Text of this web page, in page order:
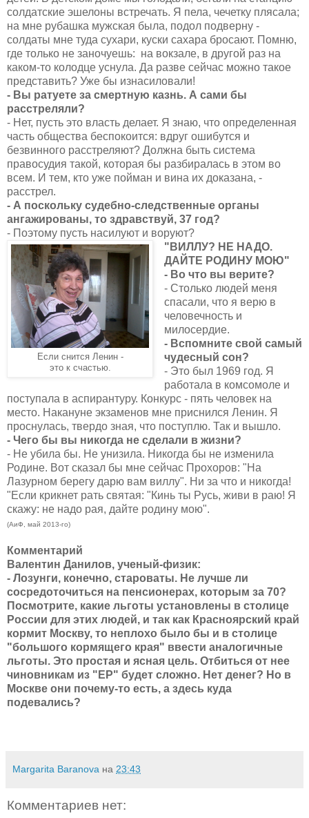
солдатские эшелоны встречать. Я пела, чечетку плясала;
на мне рубашка мужская была, подол подверну -
солдаты мне туда сухари, куски сахара бросают. Помню,
где только не заночуешь: на вокзале, в другой раз на
каком-то колодце уснула. Да разве сейчас можно такое
представить? Уже бы изнасиловали!
- Вы ратуете за смертную казнь. А сами бы
расстреляли?
- Нет, пусть это власть делает. Я знаю, что определенная
часть общества беспокоится: вдруг ошибутся и
безвинного расстреляют? Должна быть система
правосудия такой, которая бы разбиралась в этом во
всем. И тем, кто уже пойман и вина их доказана, -
расстрел.
- А поскольку судебно-следственные органы
ангажированы, то здравствуй, 37 год?
- Поэтому пусть насилуют и воруют?
Если снится Ленин -
это к счастью.
"ВИЛЛУ? НЕ НАДО.
ДАЙТЕ РОДИНУ МОЮ"
- Во что вы верите?
- Столько людей меня
спасали, что я верю в
человечность и
милосердие.
- Вспомните свой самый
чудесный сон?
- Это был 1969 год. Я
работала в комсомоле и
поступала в аспирантуру. Конкурс - пять человек на
место. Накануне экзаменов мне приснился Ленин. Я
проснулась, твердо зная, что поступлю. Так и вышло.
- Чего бы вы никогда не сделали в жизни?
- Не убила бы. Не унизила. Никогда бы не изменила
Родине. Вот сказал бы мне сейчас Прохоров: "На
Лазурном берегу дарю вам виллу". Ни за что и никогда!
"Если крикнет рать святая: "Кинь ты Русь, живи в раю! Я
скажу: не надо рая, дайте родину мою".
(АиФ, май 2013-го)
Комментарий
Валентин Данилов, ученый-физик:
- Лозунги, конечно, староваты. Не лучше ли
сосредоточиться на пенсионерах, которым за 70?
Посмотрите, какие льготы установлены в столице
России для этих людей, и так как Красноярский край
кормит Москву, то неплохо было бы и в столице
"большого кормящего края" ввести аналогичные
льготы. Это простая и ясная цель. Отбиться от нее
чиновникам из "ЕР" будет сложно. Нет денег? Но в
Москве они почему-то есть, а здесь куда
подевались?
Margarita Baranova на 23:43
Комментариев нет: